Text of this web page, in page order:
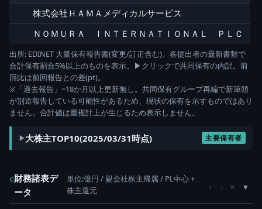
株式会社ＨＡＭＡメディカルサービス
ＮＯＭＵＲＡ ＩＮＴＥＲＮＡＴＩＯＮＡＬ ＰＬＣ
出所: EDINET 大量保有報告書(変更/訂正含む)。各提出者の最新書類で
合計保有割合5%以上のものを表示。▶クリックで共同保有の内訳。前
回比は前回報告との差(pt)。
※「過去報告」=18か月以上更新無し。共同保有グループ再編で新筆頭
が別途報告している可能性があるため、現状の保有を示すものではあり
ません。合計値は重複計上が生じるため表示しません。
大株主TOP10(2025/03/31時点) 主要保有者
c財務諸表デ
ータ
単位:億円 / 親会社株主帰属 / PL中心 +
株主還元
↑ ↓ ×